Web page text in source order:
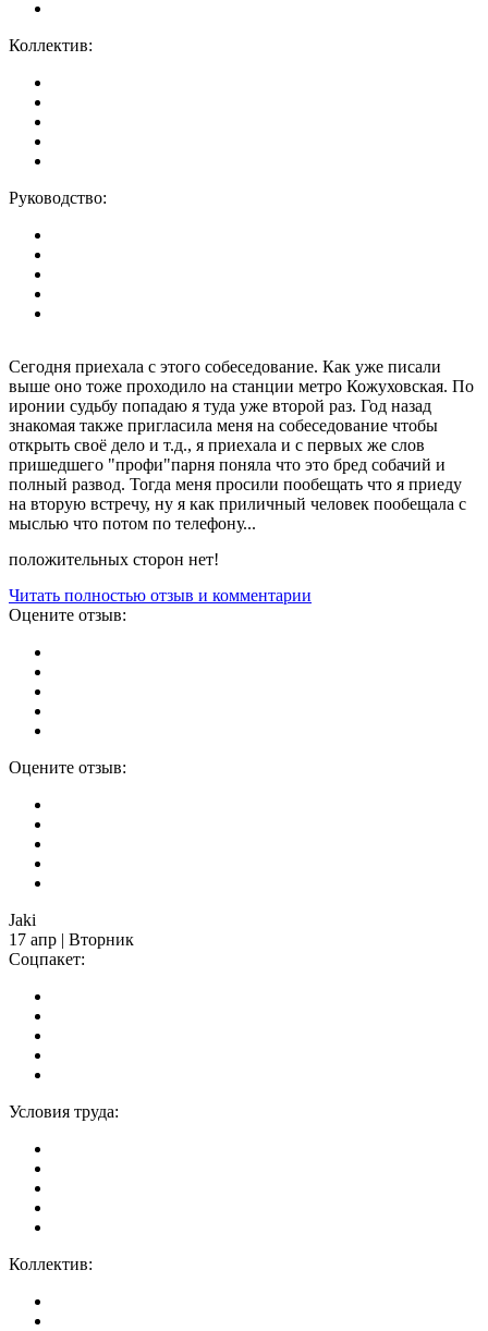
Коллектив:
Руководство:
Сегодня приехала с этого собеседование. Как уже писали
выше оно тоже проходило на станции метро Кожуховская. По
иронии судьбу попадаю я туда уже второй раз. Год назад
знакомая также пригласила меня на собеседование чтобы
открыть своё дело и т.д., я приехала и с первых же слов
пришедшего "профи"парня поняла что это бред собачий и
полный развод. Тогда меня просили пообещать что я приеду
на вторую встречу, ну я как приличный человек пообещала с
мыслью что потом по телефону...
положительных сторон нет!
Читать полностью отзыв и комментарии
Оцените отзыв:
Оцените отзыв:
Jaki
17 апр | Вторник
Соцпакет:
Условия труда:
Коллектив: